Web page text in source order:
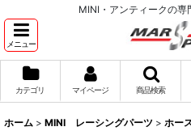
MINI・アンティークの
メニュー
カテゴリ マイページ 商品検索
ホーム > MINI レーシングパーツ > ホー